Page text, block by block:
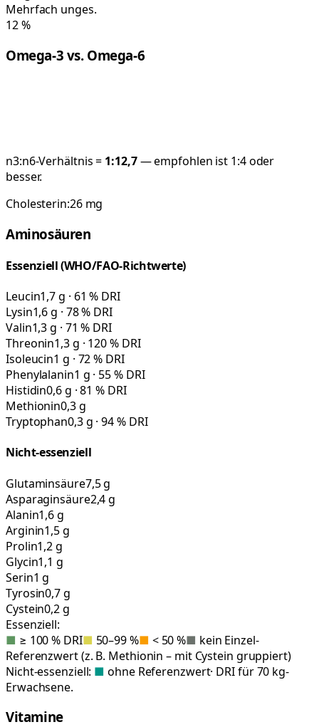
Mehrfach unges.
12%
Omega-3 vs. Omega-6
n3:n6-Verhältnis = 1:12,7— empfohlen ist 1:4 oder
besser.
Cholesterin:26mg
Aminosäuren
Essenziell (WHO/FAO-Richtwerte)
Leucin1,7 g · 61 % DRI
Lysin1,6 g · 78 % DRI
Valin1,3 g · 71 % DRI
Threonin1,3 g · 120 % DRI
Isoleucin1 g · 72 % DRI
Phenylalanin1 g · 55 % DRI
Histidin0,6 g · 81 % DRI
Methionin0,3 g
Tryptophan0,3 g · 94 % DRI
Nicht-essenziell
Glutaminsäure7,5 g
Asparaginsäure2,4 g
Alanin1,6 g
Arginin1,5 g
Prolin1,2 g
Glycin1,1 g
Serin1 g
Tyrosin0,7 g
Cystein0,2 g
Essenziell:
■ ≥ 100 % DRI■ 50–99 %■ < 50 %■ kein Einzel-
Referenzwert (z. B. Methionin – mit Cystein gruppiert)
Nicht-essenziell: ■ ohne Referenzwert· DRI für 70 kg-
Erwachsene.
Vitamine